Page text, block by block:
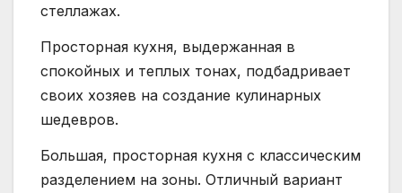
стеллажах.
Просторная кухня, выдержанная в
спокойных и теплых тонах, подбадривает
своих хозяев на создание кулинарных
шедевров.
Большая, просторная кухня с классическим
разделением на зоны. Отличный вариант